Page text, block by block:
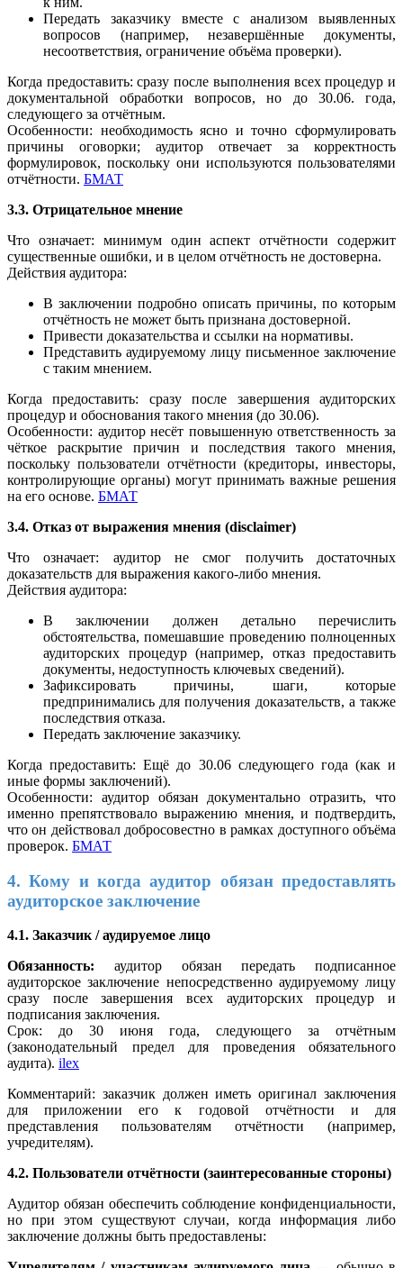
Передать заказчику вместе с анализом выявленных
вопросов (например, незавершённые документы,
несоответствия, ограничение объёма проверки).
Когда предоставить: сразу после выполнения всех процедур и
документальной обработки вопросов, но до 30.06. года,
следующего за отчётным.
Особенности: необходимость ясно и точно сформулировать
причины оговорки; аудитор отвечает за корректность
формулировок, поскольку они используются пользователями
отчётности. БМАТ
3.3. Отрицательное мнение
Что означает: минимум один аспект отчётности содержит
существенные ошибки, и в целом отчётность не достоверна.
Действия аудитора:
В заключении подробно описать причины, по которым
отчётность не может быть признана достоверной.
Привести доказательства и ссылки на нормативы.
Представить аудируемому лицу письменное заключение
с таким мнением.
Когда предоставить: сразу после завершения аудиторских
процедур и обоснования такого мнения (до 30.06).
Особенности: аудитор несёт повышенную ответственность за
чёткое раскрытие причин и последствия такого мнения,
поскольку пользователи отчётности (кредиторы, инвесторы,
контролирующие органы) могут принимать важные решения
на его основе. БМАТ
3.4. Отказ от выражения мнения (disclaimer)
Что означает: аудитор не смог получить достаточных
доказательств для выражения какого-либо мнения.
Действия аудитора:
В заключении должен детально перечислить
обстоятельства, помешавшие проведению полноценных
аудиторских процедур (например, отказ предоставить
документы, недоступность ключевых сведений).
Зафиксировать причины, шаги, которые
предпринимались для получения доказательств, а также
последствия отказа.
Передать заключение заказчику.
Когда предоставить: Ещё до 30.06 следующего года (как и
иные формы заключений).
Особенности: аудитор обязан документально отразить, что
именно препятствовало выражению мнения, и подтвердить,
что он действовал добросовестно в рамках доступного объёма
проверок. БМАТ
4. Кому и когда аудитор обязан предоставлять
аудиторское заключение
4.1. Заказчик / аудируемое лицо
Обязанность: аудитор обязан передать подписанное
аудиторское заключение непосредственно аудируемому лицу
сразу после завершения всех аудиторских процедур и
подписания заключения.
Срок: до 30 июня года, следующего за отчётным
(законодательный предел для проведения обязательного
аудита). ilex
Комментарий: заказчик должен иметь оригинал заключения
для приложении его к годовой отчётности и для
представления пользователям отчётности (например,
учредителям).
4.2. Пользователи отчётности (заинтересованные стороны)
Аудитор обязан обеспечить соблюдение конфиденциальности,
но при этом существуют случаи, когда информация либо
заключение должны быть предоставлены: